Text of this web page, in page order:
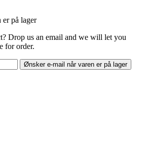
på lager
Drop us an email and we will let you
for order.
Ønsker e-mail når varen er på lager